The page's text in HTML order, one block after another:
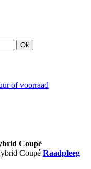
Ok
Coupé
Raadpleeg